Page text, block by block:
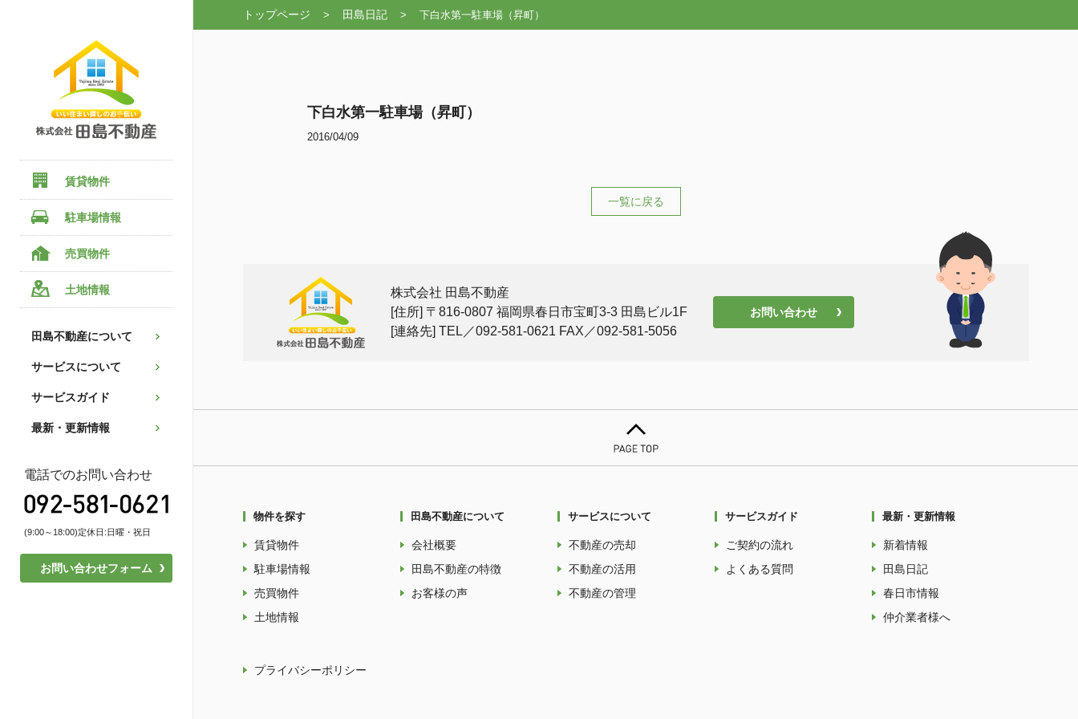
トップページ > 田島日記 > 下白水第一駐車場（昇町）
下白水第一駐車場（昇町）
2016/04/09
一覧に戻る
株式会社 田島不動産
[住所] 〒816-0807 福岡県春日市宝町3-3 田島ビル1F
[連絡先] TEL／092-581-0621 FAX／092-581-5056
お問い合わせ
物件を探す
賃貸物件
駐車場情報
売買物件
土地情報
田島不動産について
会社概要
田島不動産の特徴
お客様の声
サービスについて
不動産の売却
不動産の活用
不動産の管理
サービスガイド
ご契約の流れ
よくある質問
最新・更新情報
新着情報
田島日記
春日市情報
仲介業者様へ
プライバシーポリシー
賃貸物件
駐車場情報
売買物件
土地情報
田島不動産について
サービスについて
サービスガイド
最新・更新情報
電話でのお問い合わせ
(9:00～18:00)定休日:日曜・祝日
お問い合わせフォーム